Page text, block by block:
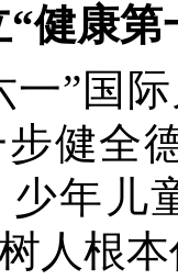
“健康第
一”国
健全
年儿
人根